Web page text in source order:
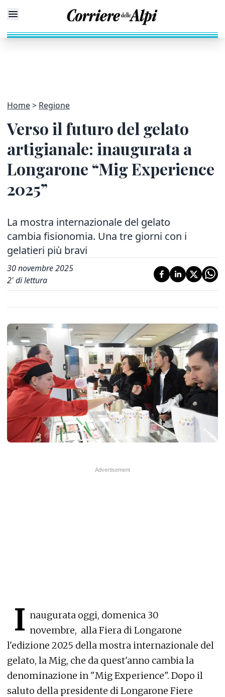
Home Regione
Verso il futuro del gelato
artigianale: inaugurata a
Longarone “Mig Experience
2025”
La mostra internazionale del gelato
cambia fisionomia. Una tre giorni con i
gelatieri più bravi
30 novembre 2025
2' di lettura
I naugurata oggi, domenica 30
novembre, alla Fiera di Longarone
l'edizione 2025 della mostra internazionale del
gelato, la Mig, che da quest'anno cambia la
denominazione in "Mig Experience". Dopo il
saluto della presidente di Longarone Fiere